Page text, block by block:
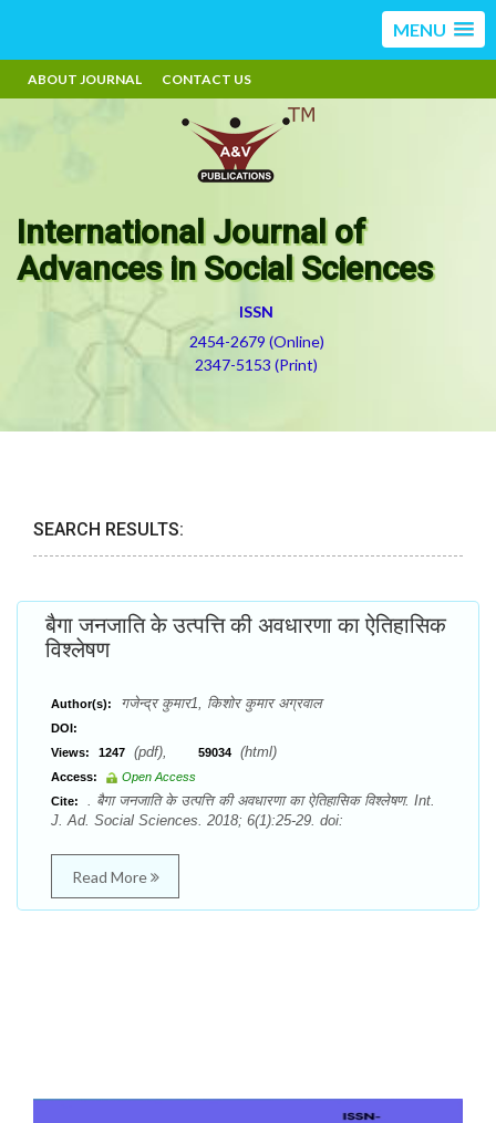
MENU
ABOUT JOURNAL CONTACT US
International Journal of
Advances in Social Sciences
ISSN
2454-2679 (Online)
2347-5153 (Print)
SEARCH RESULTS:
बैगा जनजाति के उत्पत्ति की अवधारणा का ऐतिहासिक
विश्लेषण
Author(s): गजेन्द्र कुमार1, किशोर कुमार अग्रवाल
DOI:
Views:
1247 (pdf), 59034 (html)
Access:
Open Access
Cite:
. बैगा जनजाति के उत्पत्ति की अवधारणा का ऐतिहासिक विश्लेषण. Int.
J. Ad. Social Sciences. 2018; 6(1):25-29. doi:
Read More